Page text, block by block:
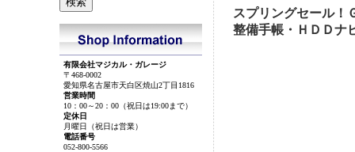
有限会社マジカル・ガレージ
〒468-0002
愛知県名古屋市天白区焼山2丁目1816
営業時間
10：00～20：00（祝日は19:00まで）
定休日
月曜日（祝日は営業）
電話番号
052-800-5566
スプリングセール！
整備手帳・ＨＤＤナ